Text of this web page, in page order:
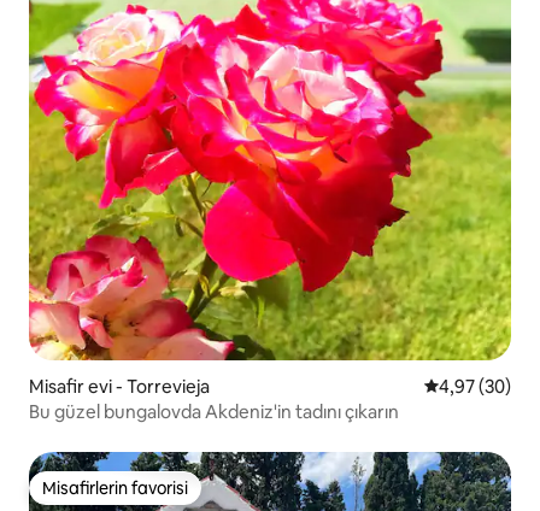
Misafir evi - Torrevieja 5 üzerinden
4,97 (30)
Bu güzel bungalovda Akdeniz'in tadını çıkarın
Misafirlerin favorisi
Misafirlerin favorisi